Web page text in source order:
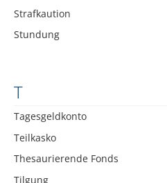
Strafkaution
Stundung
T
Tagesgeldkonto
Teilkasko
Thesaurierende Fonds
Tilgung